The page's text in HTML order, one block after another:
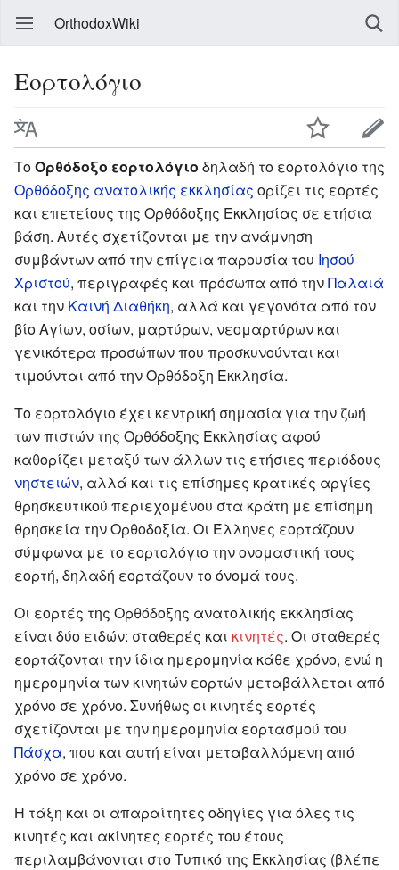
OrthodoxWiki
Εορτολόγιο
ΤοΟρθόδοξο εορτολόγιο δηλαδή το εορτολόγιο της
Ορθόδοξης ανατολικής εκκλησίας ορίζει τις εορτές
και επετείους της Ορθόδοξης Εκκλησίας σε ετήσια
βάση. Αυτές σχετίζονται με την ανάμνηση
συμβάντων από την επίγεια παρουσία του Ιησού
Χριστού, περιγραφές και πρόσωπα από τηνΠαλαιά
και την Καινή Διαθήκη, αλλά και γεγονότα από τον
βίο Αγίων, οσίων, μαρτύρων, νεομαρτύρων και
γενικότερα προσώπων που προσκυνούνται και
τιμούνται από την Ορθόδοξη Εκκλησία.
Το εορτολόγιο έχει κεντρική σημασία για την ζωή
των πιστών της Ορθόδοξης Εκκλησίας αφού
καθορίζει μεταξύ των άλλων τις ετήσιες περιόδους
νηστειών, αλλά και τις επίσημες κρατικές αργίες
θρησκευτικού περιεχομένου στα κράτη με επίσημη
θρησκεία την Ορθοδοξία. Οι Έλληνες εορτάζουν
σύμφωνα με το εορτολόγιο την ονομαστική τους
εορτή, δηλαδή εορτάζουν το όνομά τους.
Οι εορτές της Ορθόδοξης ανατολικής εκκλησίας
είναι δύο ειδών: σταθερές και κινητές. Οι σταθερές
εορτάζονται την ίδια ημερομηνία κάθε χρόνο, ενώ η
ημερομηνία των κινητών εορτών μεταβάλλεται από
χρόνο σε χρόνο. Συνήθως οι κινητές εορτές
σχετίζονται με την ημερομηνία εορτασμού του
Πάσχα, που και αυτή είναι μεταβαλλόμενη από
χρόνο σε χρόνο.
Η τάξη και οι απαραίτητες οδηγίες για όλες τις
κινητές και ακίνητες εορτές του έτους
περιλαμβάνονται στο Τυπικό της Εκκλησίας (βλέπε